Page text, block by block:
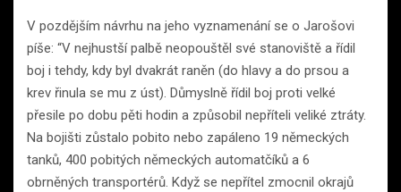
V pozdějším návrhu na jeho vyznamenání se o Jarošovi
píše: “V nejhustší palbě neopouštěl své stanoviště a řídil
boj i tehdy, kdy byl dvakrát raněn (do hlavy a do prsou a
krev řinula se mu z úst). Důmyslně řídil boj proti velké
přesile po dobu pěti hodin a způsobil nepříteli veliké ztráty.
Na bojišti zůstalo pobito nebo zapáleno 19 německých
tanků, 400 pobitých německých automatčíků a 6
obrněných transportérů. Když se nepřítel zmocnil okrajů